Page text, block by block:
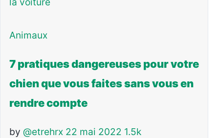
Animaux
7 pratiques dangereuses pour votre
chien que vous faites sans vous en
rendre compte
by @etrehrx 22 mai 2022 1.5k